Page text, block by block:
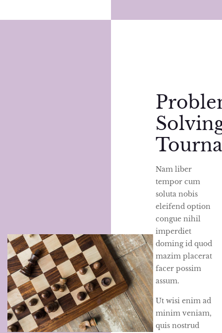
Nam liber
tempor cum
soluta nobis
eleifend option
congue nihil
imperdiet
doming id quod
mazim placerat
facer possim
assum.
Ut wisi enim ad
minim veniam,
quis nostrud